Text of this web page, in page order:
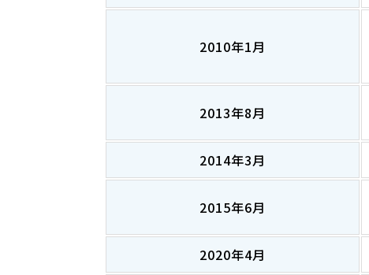
2010年1月
2013年8月
2014年3月
2015年6月
2020年4月